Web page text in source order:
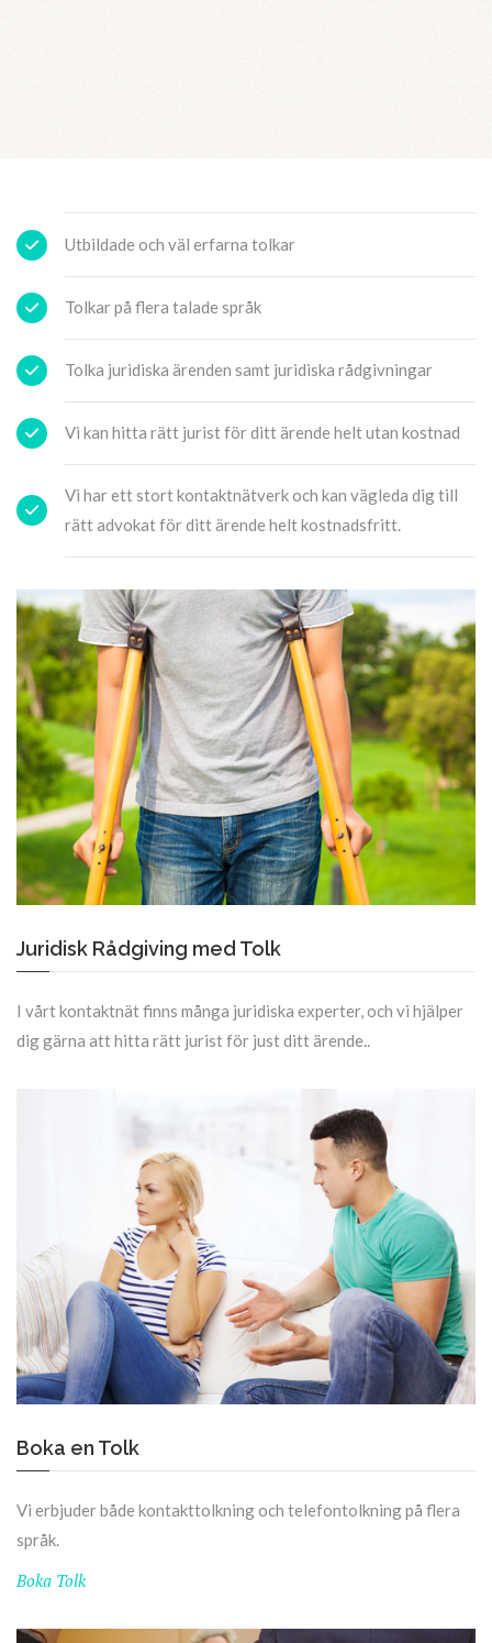
Utbildade och väl erfarna tolkar
Tolkar på flera talade språk
Tolka juridiska ärenden samt juridiska rådgivningar
Vi kan hitta rätt jurist för ditt ärende helt utan kostnad
Vi har ett stort kontaktnätverk och kan vägleda dig till
rätt advokat för ditt ärende helt kostnadsfritt.
Juridisk Rådgiving med Tolk
I vårt kontaktnät finns många juridiska experter, och vi hjälper
dig gärna att hitta rätt jurist för just ditt ärende..
Boka en Tolk
Vi erbjuder både kontakttolkning och telefontolkning på flera
språk.
Boka Tolk